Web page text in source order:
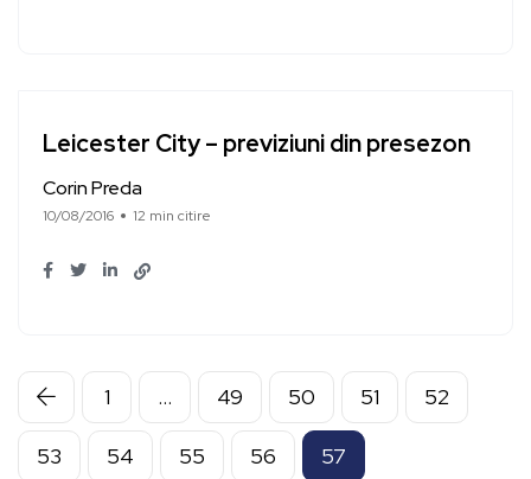
Leicester City – previziuni din presezon
Corin Preda
10/08/2016 12 min citire
1 … 49 50 51 52
53 54 55 56 57